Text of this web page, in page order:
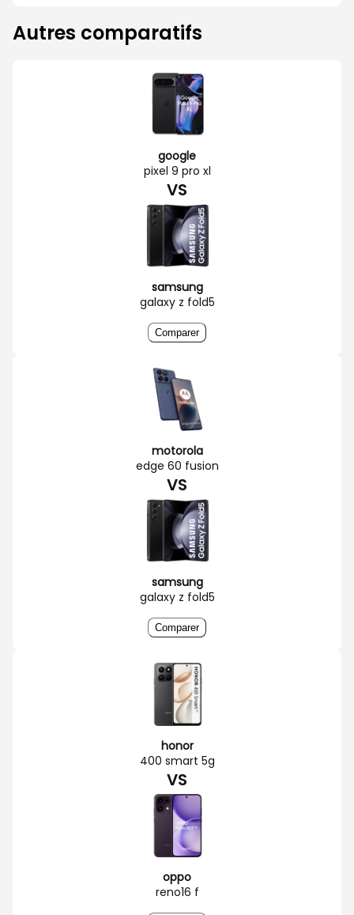
Autres comparatifs
google
pixel 9 pro xl
VS
samsung
galaxy z fold5
Comparer
motorola
edge 60 fusion
VS
samsung
galaxy z fold5
Comparer
honor
400 smart 5g
VS
oppo
reno16 f